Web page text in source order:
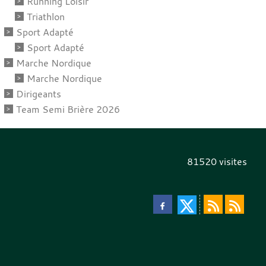
Triathlon
Sport Adapté
Sport Adapté
Marche Nordique
Marche Nordique
Dirigeants
Team Semi Brière 2026
81520visites